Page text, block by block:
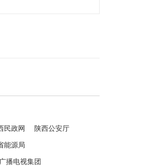
民政网 陕西公安厅
能源局
播电视集团